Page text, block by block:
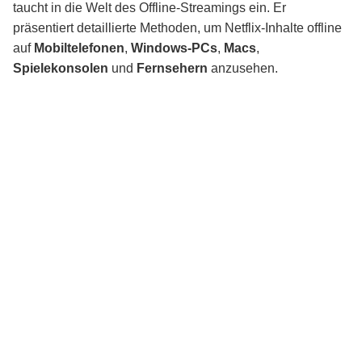
Download-Limits und Ablaufzeiten: Offizielle
taucht in die Welt des Offline-Streamings ein. Er
präsentiert detaillierte Methoden, um Netflix-Inhalte offline
auf Mobiltelefonen, Windows-PCs, Macs,
Spielekonsolen und Fernsehern anzusehen.